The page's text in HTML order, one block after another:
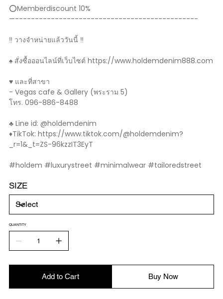
⭕️Memberdiscount 10%
—----------------------------------------------
‼️ วางจำหน่ายแล้ววันนี้ ‼️
♠️ สั่งซื้อออนไลน์ที่เว็บไซต์ https://www.holdemdenim888.com
♥️ และที่สาขา
- Vegas cafe & Gallery (พระราม 5)
โทร. 096-886-8488
♣️ Line id: @holdemdenim
♦️TikTok: https://www.tiktok.com/@holdemdenim?
_r=1&_t=ZS-96kzzIT3EyT
#holdem #luxurystreet #minimalwear #tailoredstreet
SIZE
QUANTITY
Add to Cart Buy Now